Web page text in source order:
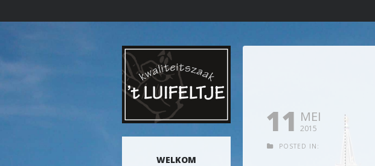
WELKOM
11 MEI
2015
POSTED IN: